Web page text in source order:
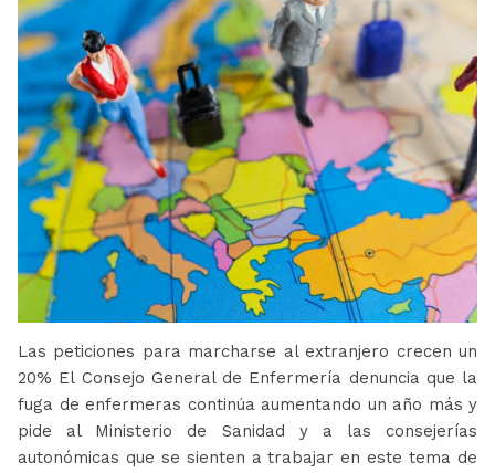
Las peticiones para marcharse al extranjero crecen un
20% El Consejo General de Enfermería denuncia que la
fuga de enfermeras continúa aumentando un año más y
pide al Ministerio de Sanidad y a las consejerías
autonómicas que se sienten a trabajar en este tema de